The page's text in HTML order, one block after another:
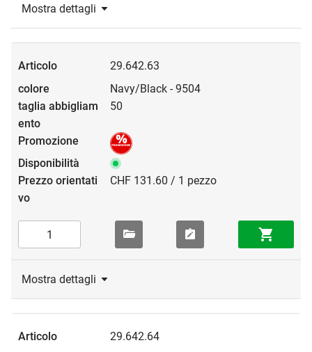
Mostra dettagli
29.642.63
Navy/Black - 9504
50
CHF 131.60 / 1 pezzo
Mostra dettagli
29.642.64